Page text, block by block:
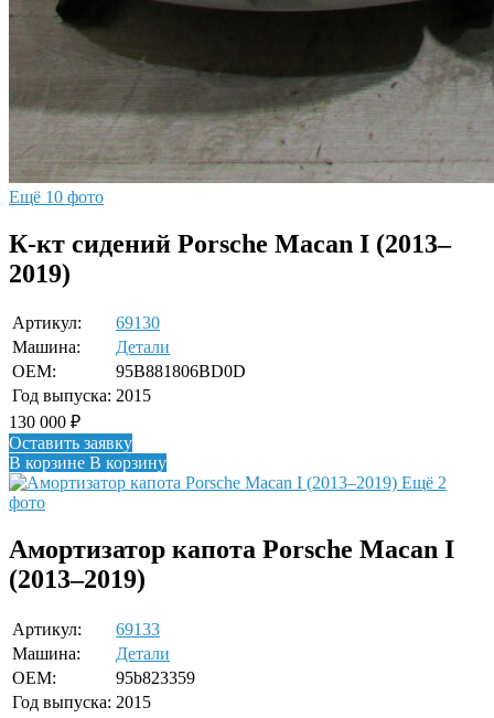
Ещё 10 фото
К-кт сидений Porsche Macan I (2013–
2019)
Артикул:
69130
Машина:
Детали
OEM:
95B881806BD0D
Год выпуска: 2015
130 000 ₽
Оставить заявку
В корзине В корзину
Ещё 2
фото
Амортизатор капота Porsche Macan I
(2013–2019)
Артикул:
69133
Машина:
Детали
OEM:
95b823359
Год выпуска: 2015